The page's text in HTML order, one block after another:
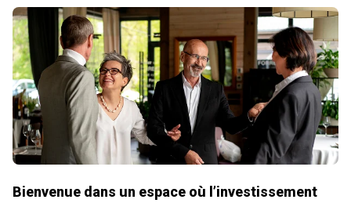
Bienvenue dans un espace où l’investissement